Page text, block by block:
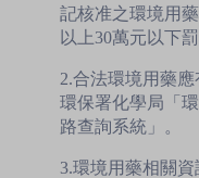
記核准之環境用
以上30萬元以下罰
2.合法環境用藥
環保署化學局「
路查詢系統」。
3.環境用藥相關